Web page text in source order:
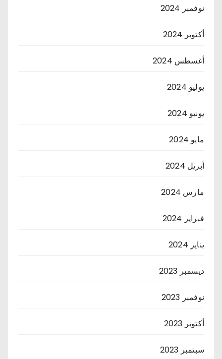
نوفمبر 2024
أكتوبر 2024
أغسطس 2024
يوليو 2024
يونيو 2024
مايو 2024
أبريل 2024
مارس 2024
فبراير 2024
يناير 2024
ديسمبر 2023
نوفمبر 2023
أكتوبر 2023
سبتمبر 2023